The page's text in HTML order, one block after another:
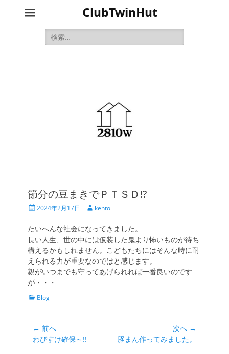
ClubTwinHut
検
索:
節分の豆まきでＰＴＳＤ!?
投
日
2024年2月17日
投
者
kento
たいへんな社会になってきました。
長い人生、世の中には仮装した鬼より怖いものが待ち
構えるかもしれません。こどもたちにはそんな時に耐
えられる力が重要なのではと感じます。
親がいつまでも守ってあげられれば一番良いのです
が・・・
カ Blog
投
稿
← 前へ
前
わびすけ確保～!!
次へ →
次
豚まん作ってみました。